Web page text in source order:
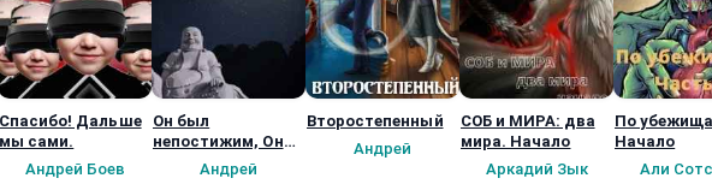
Спасибо! Дальше
мы сами.
Андрей Боев
Он был
непостижим, Он
был прекрасен
Андрей
Второстепенный
Андрей
СОБ и МИРА: два
мира. Начало
Аркадий Зык
По
Начало
Али